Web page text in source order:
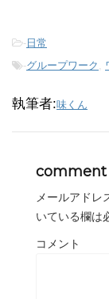
- 日常
-グループワーク ,
執筆者:味くん
comment
メールアドレ
いている欄は
コメント